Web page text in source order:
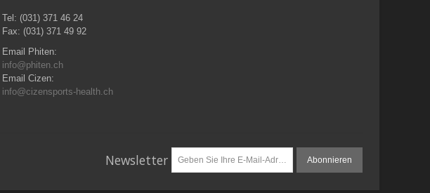
Tel: (031) 371 46 24
Fax: (031) 371 49 92
Email Phiten:
info@phiten.ch
Email Cizen:
info@cizensports-health.ch
Newsletter Abonnieren